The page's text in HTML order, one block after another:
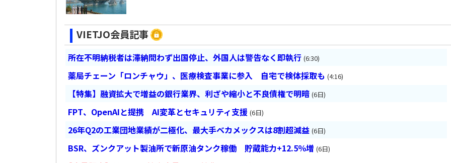
VIETJO会員記事
所在不明納税者は滞納問わず出国停止、外国人は警告なく即執行 (6:30)
薬局チェーン「ロンチャウ」、医療検査事業に参入 自宅で検体採取も (4:16)
【特集】融資拡大で増益の銀行業界、利ざや縮小と不良債権で明暗 (6日)
FPT、OpenAIと提携 AI変革とセキュリティ支援 (6日)
26年Q2の工業団地業績が二極化、最大手ベカメックスは8割超減益 (6日)
BSR、ズンクアット製油所で新原油タンク稼働 貯蔵能力+12.5％増 (6日)